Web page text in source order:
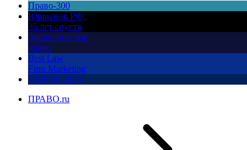
Право-300
Юррынок РФ:
35 лет спустя
Экологическое
право
Best Law
Firm Marketing
ПМЮФ 2026
ПРАВО.ru